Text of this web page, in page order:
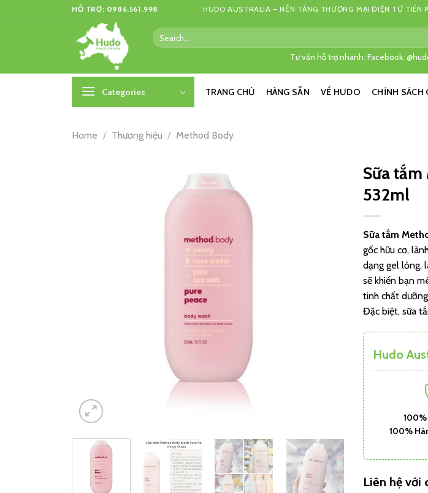
HỖ TRỢ: 0986.561.998 HUDO AUSTRALIA – NỀN TẢNG THƯƠNG MẠI ĐIỆN TỬ TIÊN
Search
for:
Tư vấn hỗ trợ nhanh: Facebook:
Categories TRANG CHỦ HÀNG SẴN VỀ HUDO CHÍNH SÁCH
Home / Thương hiệu / Method Body
Sữa
532ml
Sữa tắm
gốc hữu cơ,
dạng gel lỏng,
sẽ khiến bạn
tinh chất
Đặc biệt, sữa
Hudo
100%
100%
Liên hệ với